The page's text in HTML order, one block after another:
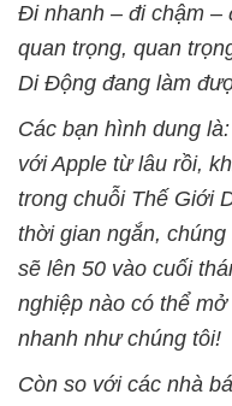
Đi nhanh – đi chậm –
quan trọng, quan
Di Động đang làm
Các bạn hình dung
với Apple từ lâu rồi,
trong chuỗi Thế Giới
thời gian ngắn,
sẽ lên 50 vào cuối
nghiệp nào có thể
nhanh như chúng tôi!
Còn so với các nhà